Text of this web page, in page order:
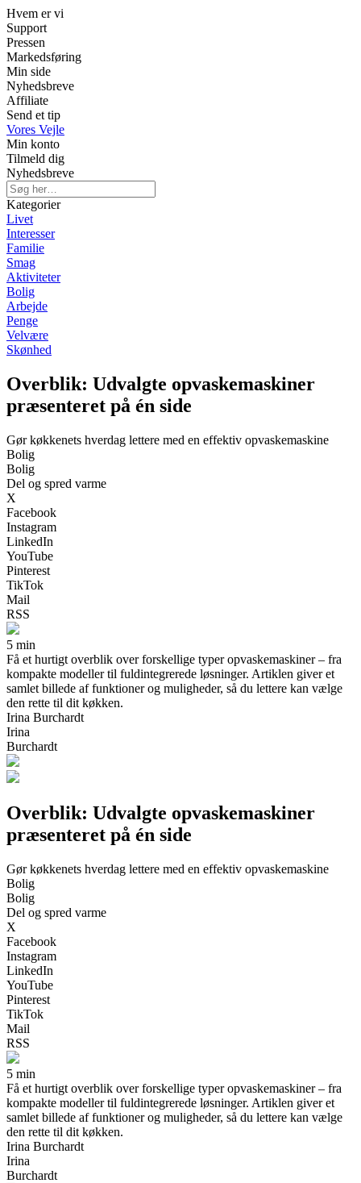
Hvem er vi
Support
Pressen
Markedsføring
Min side
Nyhedsbreve
Affiliate
Send et tip
Vores Vejle
Min konto
Tilmeld dig
Nyhedsbreve
Kategorier
Livet
Interesser
Familie
Smag
Aktiviteter
Bolig
Arbejde
Penge
Velvære
Skønhed
Overblik: Udvalgte opvaskemaskiner
præsenteret på én side
Gør køkkenets hverdag lettere med en effektiv opvaskemaskine
Bolig
Bolig
Del og spred varme
X
Facebook
Instagram
LinkedIn
YouTube
Pinterest
TikTok
Mail
RSS
5 min
Få et hurtigt overblik over forskellige typer opvaskemaskiner – fra
kompakte modeller til fuldintegrerede løsninger. Artiklen giver et
samlet billede af funktioner og muligheder, så du lettere kan vælge
den rette til dit køkken.
Irina Burchardt
Irina
Burchardt
Overblik: Udvalgte opvaskemaskiner
præsenteret på én side
Gør køkkenets hverdag lettere med en effektiv opvaskemaskine
Bolig
Bolig
Del og spred varme
X
Facebook
Instagram
LinkedIn
YouTube
Pinterest
TikTok
Mail
RSS
5 min
Få et hurtigt overblik over forskellige typer opvaskemaskiner – fra
kompakte modeller til fuldintegrerede løsninger. Artiklen giver et
samlet billede af funktioner og muligheder, så du lettere kan vælge
den rette til dit køkken.
Irina Burchardt
Irina
Burchardt